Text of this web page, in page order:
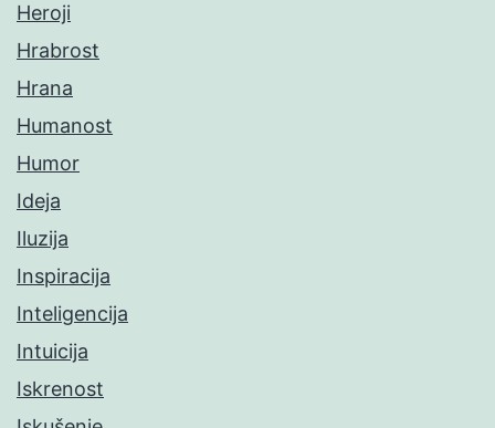
Heroji
Hrabrost
Hrana
Humanost
Humor
Ideja
Iluzija
Inspiracija
Inteligencija
Intuicija
Iskrenost